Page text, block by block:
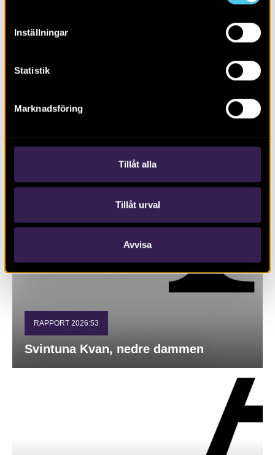
Inställningar
Statistik
Marknadsföring
Tillåt alla
Tillåt urval
Avvisa
RAPPORT 2026:54
Förhistoriska boplatslämningar
RAPPORT 2026:53
Svintuna Kvan, nedre dammen